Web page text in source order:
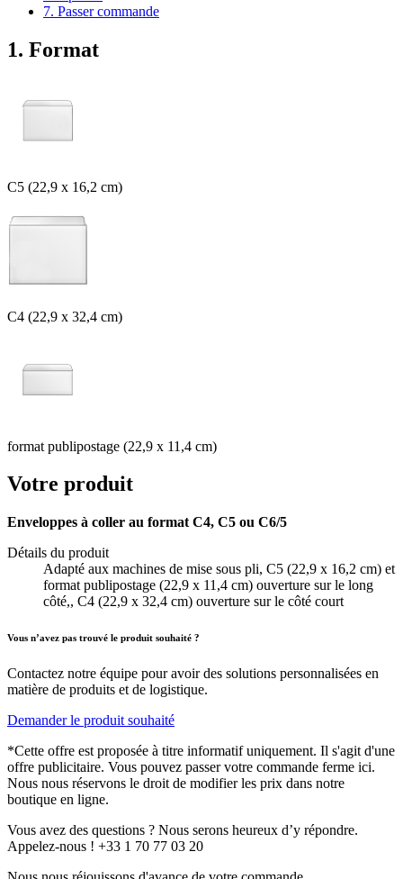
7. Passer commande
1. Format
C5 (22,9 x 16,2 cm)
C4 (22,9 x 32,4 cm)
format publipostage (22,9 x 11,4 cm)
Votre produit
Enveloppes à coller au format C4, C5 ou C6/5
Détails du produit
Adapté aux machines de mise sous pli, C5 (22,9 x 16,2 cm) et
format publipostage (22,9 x 11,4 cm) ouverture sur le long
côté,, C4 (22,9 x 32,4 cm) ouverture sur le côté court
Vous n’avez pas trouvé le produit souhaité ?
Contactez notre équipe pour avoir des solutions personnalisées en
matière de produits et de logistique.
Demander le produit souhaité
*Cette offre est proposée à titre informatif uniquement. Il s'agit d'une
offre publicitaire. Vous pouvez passer votre commande ferme ici.
Nous nous réservons le droit de modifier les prix dans notre
boutique en ligne.
Vous avez des questions ? Nous serons heureux d’y répondre.
Appelez-nous ! +33 1 70 77 03 20